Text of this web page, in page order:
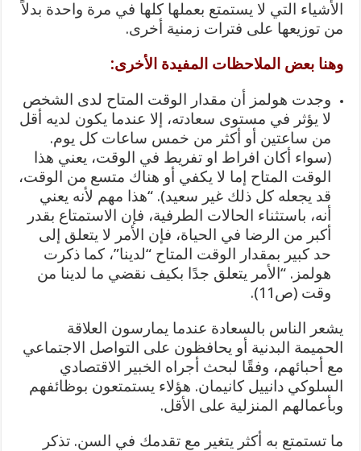
الأشياء التي لا يستمتع بعملها كلها في مرة واحدة بدلاً
من توزيعها على فترات زمنية أخرى.
وهنا بعض الملاحظات المفيدة الأخرى:
وجدت هولمز أن مقدار الوقت المتاح لدى الشخص
لا يؤثر في مستوى سعادته، إلا عندما يكون لديه أقل
من ساعتين أو أكثر من خمس ساعات كل يوم.
(سواء أكان افراط او تفريط في الوقت، يعني هذا
الوقت المتاح إما لا يكفي أو هناك متسع من الوقت،
قد يجعله كل ذلك غير سعيد). “هذا مهم لأنه يعني
أنه، باستثناء الحالات الطرفية، فإن الاستمتاع بقدر
أكبر من الرضا في الحياة، فإن الأمر لا يتعلق إلى
حد كبير بمقدار الوقت المتاح “لدينا”، كما ذكرت
هولمز. “الأمر يتعلق جدًا بكيف نقضي ما لدينا من
وقت (ص11).
يشعر الناس بالسعادة عندما يمارسون العلاقة
الحميمة البدنية أو يحافظون على التواصل الاجتماعي
مع أحبائهم، وفقًا لبحث أجراه الخبير الاقتصادي
السلوكي دانييل كانيمان. هؤلاء يستمتعون بوظائفهم
وبأعمالهم المنزلية على الأقل.
ما تستمتع به أكثر يتغير مع تقدمك في السن. تذكر